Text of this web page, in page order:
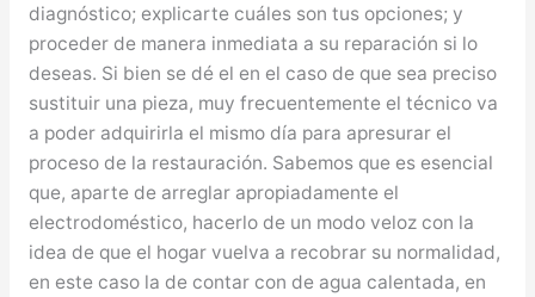
diagnóstico; explicarte cuáles son tus opciones; y
proceder de manera inmediata a su reparación si lo
deseas. Si bien se dé el en el caso de que sea preciso
sustituir una pieza, muy frecuentemente el técnico va
a poder adquirirla el mismo día para apresurar el
proceso de la restauración. Sabemos que es esencial
que, aparte de arreglar apropiadamente el
electrodoméstico, hacerlo de un modo veloz con la
idea de que el hogar vuelva a recobrar su normalidad,
en este caso la de contar con de agua calentada, en